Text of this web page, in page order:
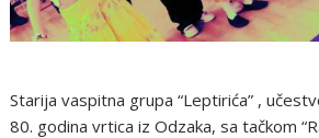
Starija vaspitna grupa “Leptirića” ,
80. godina vrtica iz Odzaka, sa tačkom